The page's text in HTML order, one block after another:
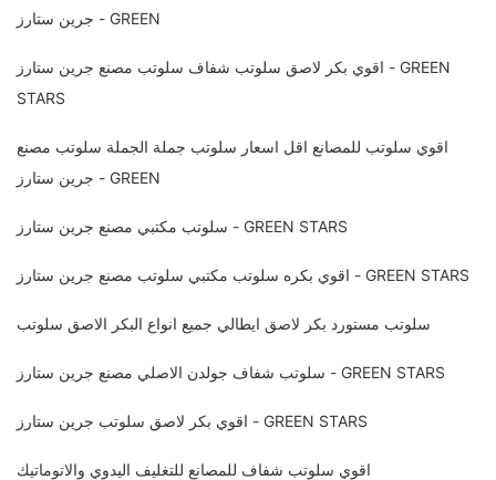
جرين ستارز - GREEN
اقوي بكر لاصق سلوتب شفاف سلوتب مصنع جرين ستارز - GREEN
STARS
اقوي سلوتب للمصانع اقل اسعار سلوتب جملة الجملة سلوتب مصنع
جرين ستارز - GREEN
سلوتب مكتبي مصنع جرين ستارز - GREEN STARS
اقوي بكره سلوتب مكتبي سلوتب مصنع جرين ستارز - GREEN STARS
سلوتب مستورد بكر لاصق ايطالي جميع انواع البكر الاصق سلوتب
سلوتب شفاف جولدن الاصلي مصنع جرين ستارز - GREEN STARS
اقوي بكر لاصق سلوتب جرين ستارز - GREEN STARS
اقوي سلوتب شفاف للمصانع للتغليف اليدوي والاتوماتيك